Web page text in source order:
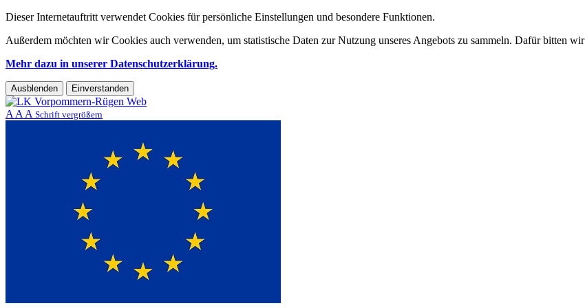
Dieser Internetauftritt verwendet Cookies für persönliche Einstellungen und besondere Funktionen.
Außerdem möchten wir Cookies auch verwenden, um statistische Daten zur Nutzung unseres Angebots zu sammeln. Dafür bitten
Mehr dazu in unserer Datenschutzerklärung.
Ausblenden Einverstanden
A A A Schrift vergrößern